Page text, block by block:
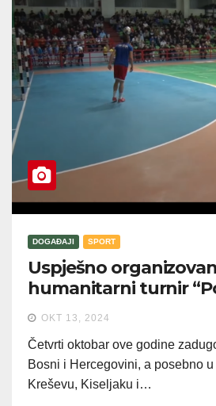
DOGAĐAJI SPORT
Uspješno organizovan
humanitarni turnir
OKT 13, 2024
Četvrti oktobar ove godine
Bosni i Hercegovini, a posebno
Kreševu, Kiseljaku i…